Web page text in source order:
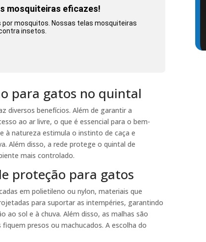
mosquiteiras eficazes!
mosquitos. Nossas telas mosquiteiras
insetos.
para gatos no quintal
diversos benefícios. Além de garantir a
ao ar livre, o que é essencial para o bem-
à natureza estimula o instinto de caça e
Além disso, a rede protege o quintal de
mais controlado.
proteção para gatos
em polietileno ou nylon, materiais que
para suportar as intempéries, garantindo
ao sol e à chuva. Além disso, as malhas são
presos ou machucados. A escolha do